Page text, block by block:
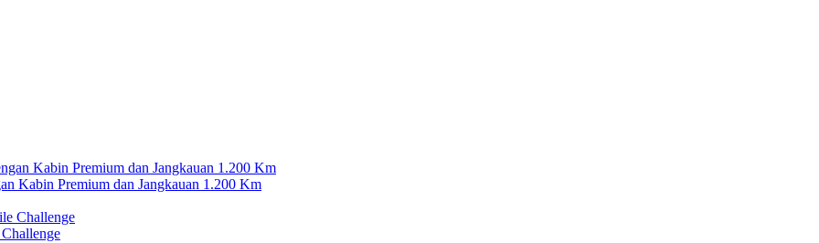
Kabin Premium dan Jangkauan 1.200 Km